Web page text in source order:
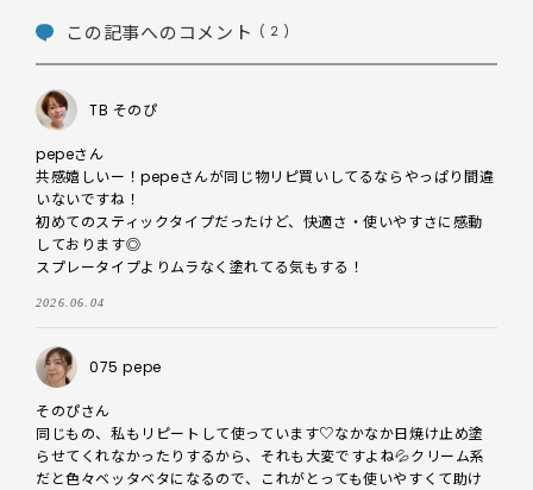
この記事へのコメント ( 2 )
TB そのぴ
pepeさん
共感嬉しいー！pepeさんが同じ物リピ買いしてるならやっぱり間違
いないですね！
初めてのスティックタイプだったけど、快適さ・使いやすさに感動
しております◎
スプレータイプよりムラなく塗れてる気もする！
2026.06.04
075 pepe
そのぴさん
同じもの、私もリピートして使っています♡なかなか日焼け止め塗
らせてくれなかったりするから、それも大変ですよね💦クリーム系
だと色々ベッタベタになるので、これがとっても使いやすくて助け